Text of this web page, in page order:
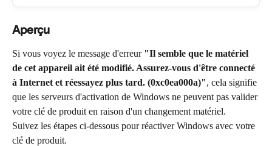
Aperçu
Si vous voyez le message d'erreur "Il semble que le matériel
de cet appareil ait été modifié. Assurez-vous d'être connecté
à Internet et réessayez plus tard. (0xc0ea000a)", cela signifie
que les serveurs d'activation de Windows ne peuvent pas valider
votre clé de produit en raison d'un changement matériel.
Suivez les étapes ci-dessous pour réactiver Windows avec votre
clé de produit.